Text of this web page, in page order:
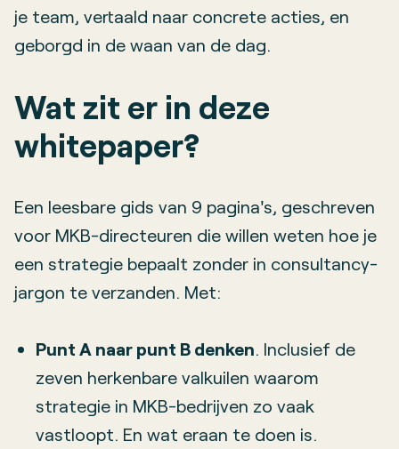
je team, vertaald naar concrete acties, en
geborgd in de waan van de dag.
Wat zit er in deze
whitepaper?
Een leesbare gids van 9 pagina's, geschreven
voor MKB-directeuren die willen weten hoe je
een strategie bepaalt zonder in consultancy-
jargon te verzanden. Met:
Punt A naar punt B denken. Inclusief de
zeven herkenbare valkuilen waarom
strategie in MKB-bedrijven zo vaak
vastloopt. En wat eraan te doen is.